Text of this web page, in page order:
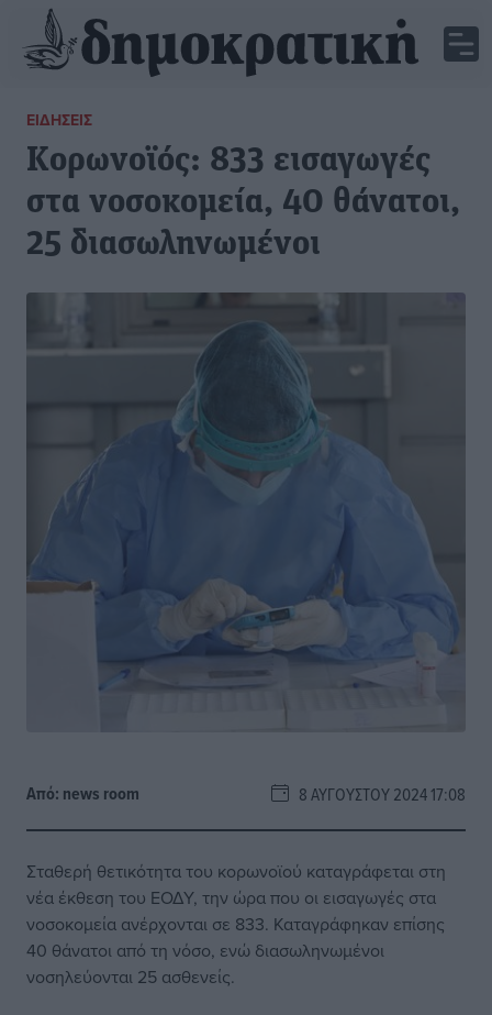
ΕΙΔΉΣΕΙΣ
Κορωνοϊός: 833 εισαγωγές
στα νοσοκομεία, 40 θάνατοι,
25 διασωληνωμένοι
Από: news room 8 ΑΥΓΟΎΣΤΟΥ 2024 17:08
Σταθερή θετικότητα του κορωνοϊού καταγράφεται στη
νέα έκθεση του ΕΟΔΥ, την ώρα που οι εισαγωγές στα
νοσοκομεία ανέρχονται σε 833. Καταγράφηκαν επίσης
40 θάνατοι από τη νόσο, ενώ διασωληνωμένοι
νοσηλεύονται 25 ασθενείς.